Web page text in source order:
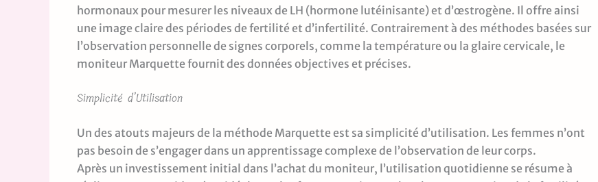
hormonaux pour mesurer les niveaux de LH (hormone lutéinisante) et d’œstrogène. Il offre ainsi
une image claire des périodes de fertilité et d’infertilité. Contrairement à des méthodes basées sur
l’observation personnelle de signes corporels, comme la température ou la glaire cervicale, le
moniteur Marquette fournit des données objectives et précises.
Simplicité d’Utilisation
Un des atouts majeurs de la méthode Marquette est sa simplicité d’utilisation. Les femmes n’ont
pas besoin de s’engager dans un apprentissage complexe de l’observation de leur corps.
Après un investissement initial dans l’achat du moniteur, l’utilisation quotidienne se résume à